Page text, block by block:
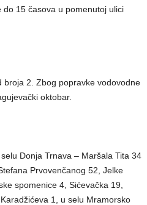
15 časova u pomenutoj ulici
broja 2. Zbog popravke vodovodne
oktobar.
Donja Trnava – Maršala Tita 34
Prvovenčanog 52, Jelke
spomenice 4, Sićevačka 19,
1, u selu Mramorsko